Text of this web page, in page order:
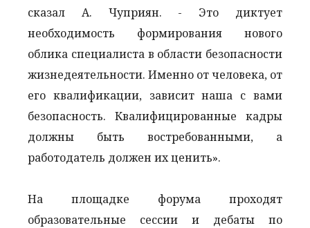
сказал А. Чуприян. - Это диктует
необходимость формирования нового
облика специалиста в области безопасности
жизнедеятельности. Именно от человека, от
его квалификации, зависит наша с вами
безопасность. Квалифицированные кадры
должны быть востребованными, а
работодатель должен их ценить».
На площадке форума проходят
образовательные сессии и дебаты по